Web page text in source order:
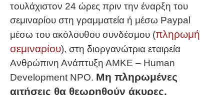
τουλάχιστον 24 ώρες πριν την έναρξη του
σεμιναρίου στη γραμματεία ή μέσω Paypal
μέσω του ακόλουθου συνδέσμου (πληρωμή
σεμιναρίου), στη διοργανώτρια εταιρεία
Ανθρώπινη Ανάπτυξη ΑΜΚΕ – Human
Development NPO. Μη πληρωμένες
αιτήσεις θα θεωρηθούν άκυρες.